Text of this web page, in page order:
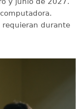
requieran durante